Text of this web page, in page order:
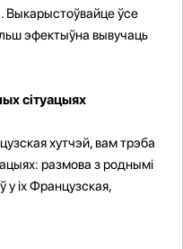
Выкарыстоўвайце ўсе
эфектыўна вывучаць
сітуацыях
хутчэй, вам трэба
размова з роднымі
у іх Французская,